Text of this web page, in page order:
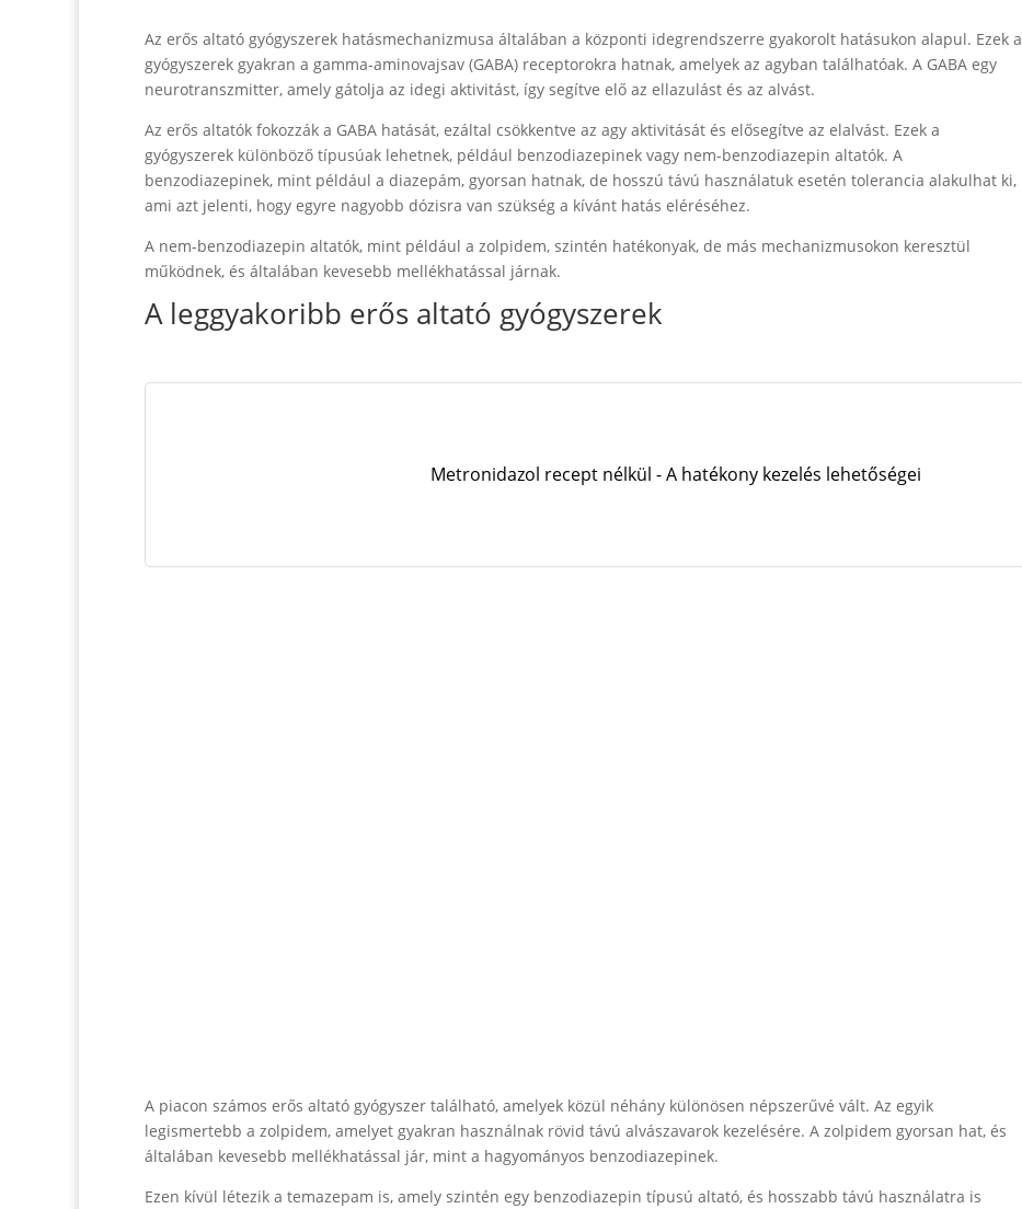
Az erős altató gyógyszerek hatásmechanizmusa általában a központi idegrendszerre gyakorolt hatásukon alapul. Ezek a
gyógyszerek gyakran a gamma-aminovajsav (GABA) receptorokra hatnak, amelyek az agyban találhatóak. A GABA egy
neurotranszmitter, amely gátolja az idegi aktivitást, így segítve elő az ellazulást és az alvást.
Az erős altatók fokozzák a GABA hatását, ezáltal csökkentve az agy aktivitását és elősegítve az elalvást. Ezek a
gyógyszerek különböző típusúak lehetnek, például benzodiazepinek vagy nem-benzodiazepin altatók. A
benzodiazepinek, mint például a diazepám, gyorsan hatnak, de hosszú távú használatuk esetén tolerancia alakulhat ki,
ami azt jelenti, hogy egyre nagyobb dózisra van szükség a kívánt hatás eléréséhez.
A nem-benzodiazepin altatók, mint például a zolpidem, szintén hatékonyak, de más mechanizmusokon keresztül
működnek, és általában kevesebb mellékhatással járnak.
A leggyakoribb erős altató gyógyszerek
Metronidazol recept nélkül - A hatékony kezelés lehetőségei
A piacon számos erős altató gyógyszer található, amelyek közül néhány különösen népszerűvé vált. Az egyik
legismertebb a zolpidem, amelyet gyakran használnak rövid távú alvászavarok kezelésére. A zolpidem gyorsan hat, és
általában kevesebb mellékhatással jár, mint a hagyományos benzodiazepinek.
Ezen kívül létezik a temazepam is, amely szintén egy benzodiazepin típusú altató, és hosszabb távú használatra is